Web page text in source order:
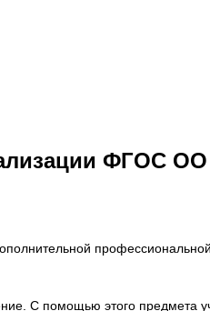
ФГОС ОО
С помощью этого предмета